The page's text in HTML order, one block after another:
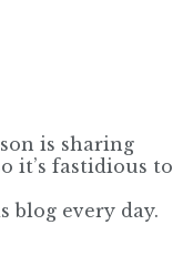
is sharing
it’s fastidious to
blog every day.